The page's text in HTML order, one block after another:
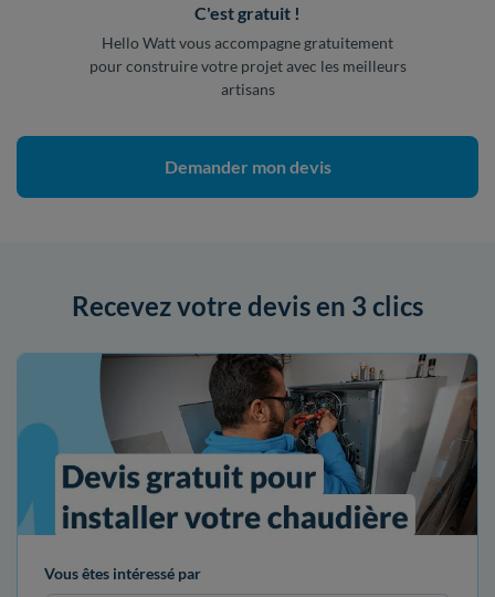
C'est gratuit !
Hello Watt vous accompagne gratuitement
pour construire votre projet avec les meilleurs
artisans
Demander mon devis
Recevez votre devis en 3 clics
Vous êtes intéressé par